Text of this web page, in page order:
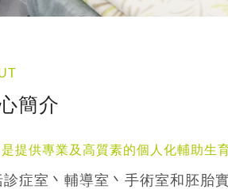
簡介
提供專業及高質素的個人化輔助生育
症室丶輔導室丶手術室和胚胎